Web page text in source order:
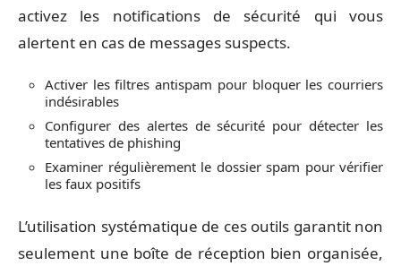
activez les notifications de sécurité qui vous
alertent en cas de messages suspects.
Activer les filtres antispam pour bloquer les courriers
indésirables
Configurer des alertes de sécurité pour détecter les
tentatives de phishing
Examiner régulièrement le dossier spam pour vérifier
les faux positifs
L’utilisation systématique de ces outils garantit non
seulement une boîte de réception bien organisée,